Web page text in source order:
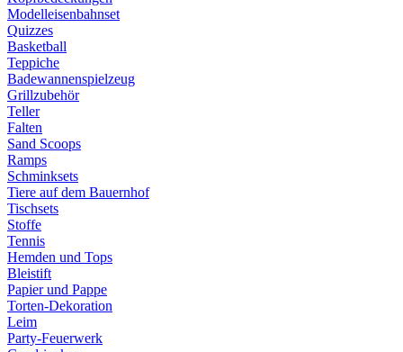
Modelleisenbahnset
Quizzes
Basketball
Teppiche
Badewannenspielzeug
Grillzubehör
Teller
Falten
Sand Scoops
Ramps
Schminksets
Tiere auf dem Bauernhof
Tischsets
Stoffe
Tennis
Hemden und Tops
Bleistift
Papier und Pappe
Torten-Dekoration
Leim
Party-Feuerwerk